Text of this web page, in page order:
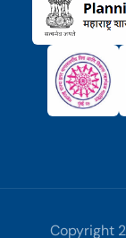
Copyright